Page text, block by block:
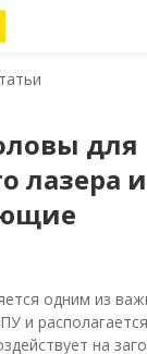
для
лазера
одним из
и
на